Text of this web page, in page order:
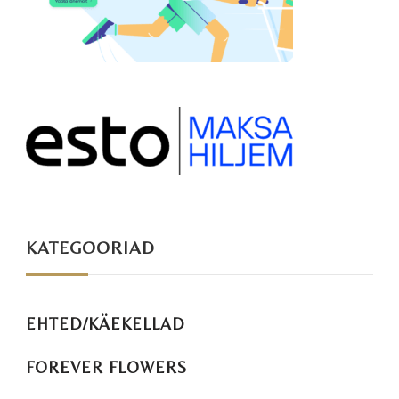
KATEGOORIAD
EHTED/KÄEKELLAD
FOREVER FLOWERS